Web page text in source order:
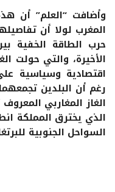
وأضافت “العلم” أن
المغرب لولا أن
حرب الطاقة الخفية
الأخيرة، والتي حولت
اقتصادية وسياسية
رغم أن البلدين
الغاز المغاربي
الذي يخترق المملكة
السواحل الجنوبية